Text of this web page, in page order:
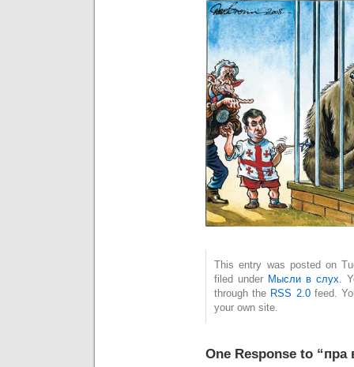
This entry was posted on
filed under Мысли в слух.
through the RSS 2.0feed.
your own site.
One Response to “пра